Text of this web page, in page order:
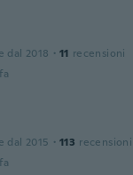
dal 2018 · 11 recensioni
dal 2015 · 113 recensioni